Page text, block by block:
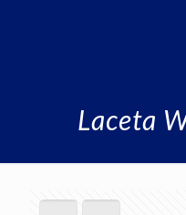
Laceta